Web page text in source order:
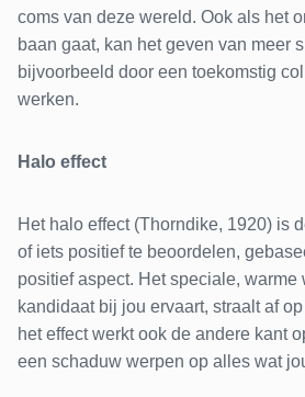
coms van deze wereld. Ook als het
baan gaat, kan het geven van meer
bijvoorbeeld door een toekomstig
werken.
Halo effect
Het halo effect (Thorndike, 1920) is
of iets positief te beoordelen,
positief aspect. Het speciale, warme
kandidaat bij jou ervaart, straalt af
het effect werkt ook de andere kant
een schaduw werpen op alles wat